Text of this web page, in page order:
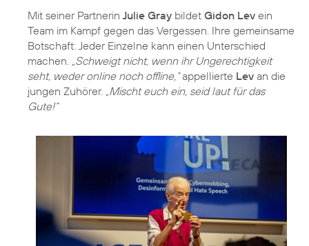
Mit seiner Partnerin Julie Gray bildet Gidon Lev ein
Team im Kampf gegen das Vergessen. Ihre gemeinsame
Botschaft: Jeder Einzelne kann einen Unterschied
machen.
„Schweigt nicht, wenn ihr Ungerechtigkeit
seht, weder online noch offline,“appellierte Lev an die
jungen Zuhörer. „Mischt euch ein, seid laut für das
Gute!“